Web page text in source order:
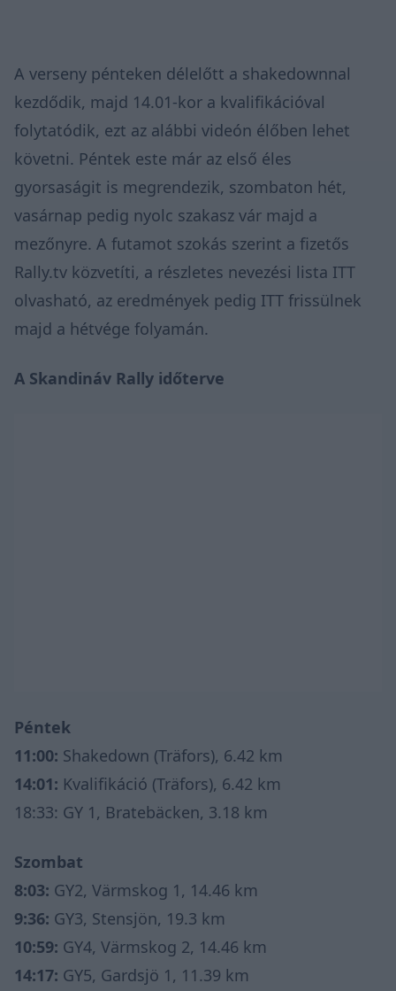
A verseny pénteken délelőtt a shakedownnal
kezdődik, majd 14.01-kor a kvalifikációval
folytatódik, ezt az alábbi videón élőben lehet
követni. Péntek este már az első éles
gyorsaságit is megrendezik, szombaton hét,
vasárnap pedig nyolc szakasz vár majd a
mezőnyre. A futamot szokás szerint a fizetős
Rally.tv közvetíti, a részletes nevezési lista ITT
olvasható, az eredmények pedig ITT frissülnek
majd a hétvége folyamán.
A Skandináv Rally időterve
Péntek
11:00: Shakedown (Träfors), 6.42 km
14:01: Kvalifikáció (Träfors), 6.42 km
18:33: GY 1, Bratebäcken, 3.18 km
Szombat
8:03: GY2, Värmskog 1, 14.46 km
9:36: GY3, Stensjön, 19.3 km
10:59: GY4, Värmskog 2, 14.46 km
14:17: GY5, Gardsjö 1, 11.39 km